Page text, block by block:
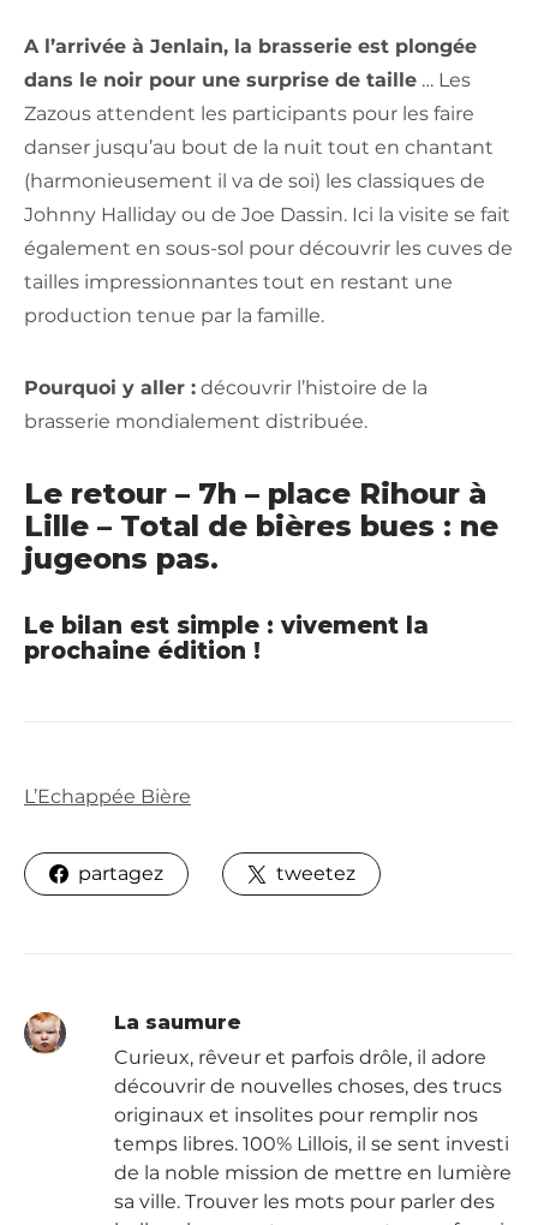
A l’arrivée à Jenlain, la brasserie est plongée
dans le noir pour une surprise de taille … Les
Zazous attendent les participants pour les faire
danser jusqu’au bout de la nuit tout en chantant
(harmonieusement il va de soi) les classiques de
Johnny Halliday ou de Joe Dassin. Ici la visite se fait
également en sous-sol pour découvrir les cuves de
tailles impressionnantes tout en restant une
production tenue par la famille.
Pourquoi y aller : découvrir l’histoire de la
brasserie mondialement distribuée.
Le retour – 7h – place Rihour à
Lille – Total de bières bues : ne
jugeons pas.
Le bilan est simple : vivement la
prochaine édition !
L’Echappée Bière
partagez tweetez
La saumure
Curieux, rêveur et parfois drôle, il adore
découvrir de nouvelles choses, des trucs
originaux et insolites pour remplir nos
temps libres. 100% Lillois, il se sent investi
de la noble mission de mettre en lumière
sa ville. Trouver les mots pour parler des